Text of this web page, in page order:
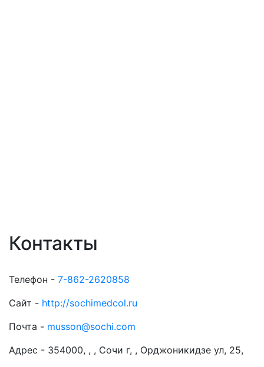
Контакты
Телефон - 7-862-2620858
Сайт - http://sochimedcol.ru
Почта - musson@sochi.com
Адрес - 354000, , , Сочи г, , Орджоникидзе ул, 25,